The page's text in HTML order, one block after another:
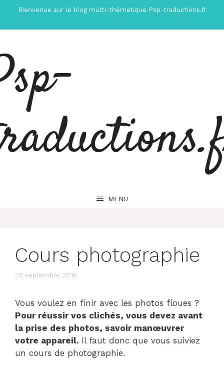
contenu
Bienvenue sur le blog multi-thématique Psp-traductions.fr
MENU
Cours photographie
28 septembre 2016
Vous voulez en finir avec les photos floues ?
Pour réussir vos clichés, vous devez avant
la prise des photos, savoir manœuvrer
votre appareil. Il faut donc que vous suiviez
un cours de photographie.